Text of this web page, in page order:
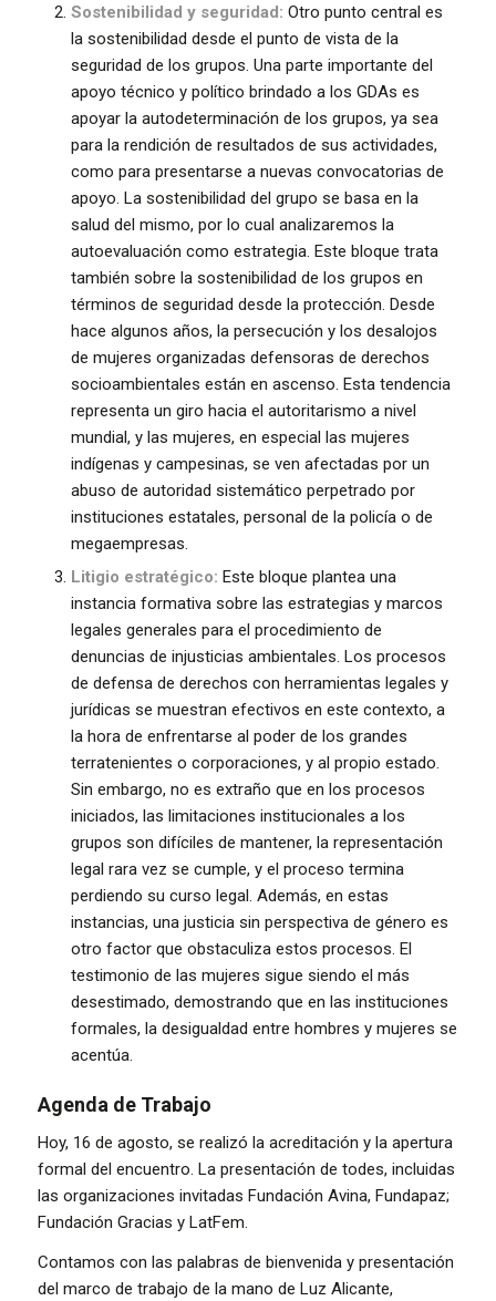
Sostenibilidad y seguridad: Otro punto central es
la sostenibilidad desde el punto de vista de la
seguridad de los grupos. Una parte importante del
apoyo técnico y político brindado a los GDAs es
apoyar la autodeterminación de los grupos, ya sea
para la rendición de resultados de sus actividades,
como para presentarse a nuevas convocatorias de
apoyo. La sostenibilidad del grupo se basa en la
salud del mismo, por lo cual analizaremos la
autoevaluación como estrategia. Este bloque trata
también sobre la sostenibilidad de los grupos en
términos de seguridad desde la protección. Desde
hace algunos años, la persecución y los desalojos
de mujeres organizadas defensoras de derechos
socioambientales están en ascenso. Esta tendencia
representa un giro hacia el autoritarismo a nivel
mundial, y las mujeres, en especial las mujeres
indígenas y campesinas, se ven afectadas por un
abuso de autoridad sistemático perpetrado por
instituciones estatales, personal de la policía o de
megaempresas.
Litigio estratégico: Este bloque plantea una
instancia formativa sobre las estrategias y marcos
legales generales para el procedimiento de
denuncias de injusticias ambientales. Los procesos
de defensa de derechos con herramientas legales y
jurídicas se muestran efectivos en este contexto, a
la hora de enfrentarse al poder de los grandes
terratenientes o corporaciones, y al propio estado.
Sin embargo, no es extraño que en los procesos
iniciados, las limitaciones institucionales a los
grupos son difíciles de mantener, la representación
legal rara vez se cumple, y el proceso termina
perdiendo su curso legal. Además, en estas
instancias, una justicia sin perspectiva de género es
otro factor que obstaculiza estos procesos. El
testimonio de las mujeres sigue siendo el más
desestimado, demostrando que en las instituciones
formales, la desigualdad entre hombres y mujeres se
acentúa.
Agenda de Trabajo
Hoy, 16 de agosto, se realizó la acreditación y la apertura
formal del encuentro. La presentación de todes, incluidas
las organizaciones invitadas Fundación Avina, Fundapaz;
Fundación Gracias y LatFem.
Contamos con las palabras de bienvenida y presentación
del marco de trabajo de la mano de Luz Alicante,